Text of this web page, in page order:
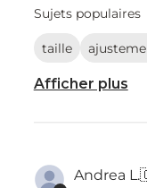
des
Sujets populaires
taille
Afficher plus
Andrea L.